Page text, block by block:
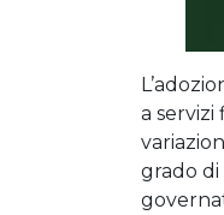
a
grado di